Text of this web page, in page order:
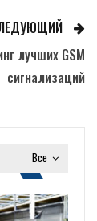
лучших GSM
сигнализаций
Все